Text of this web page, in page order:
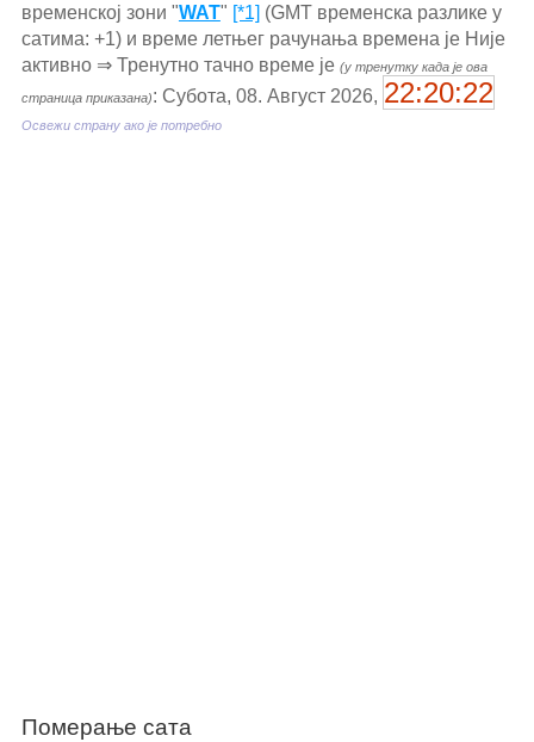
временској зони "WAT" [*1] (GMT временска разлике у
сатима: +1) и време летњег рачунања времена је Није
активно ⇒ Тренутно тачно време је (у тренутку када је ова
страница приказана): Субота, 08. Август 2026, 22:20:22
Освежи страну ако је потребно
Померање сата